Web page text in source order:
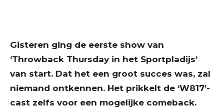
Gisteren ging de eerste show van
‘Throwback Thursday in het Sportpladijs’
van start. Dat het een groot succes was, zal
niemand ontkennen. Het prikkelt de ‘W817’-
cast zelfs voor een mogelijke comeback.